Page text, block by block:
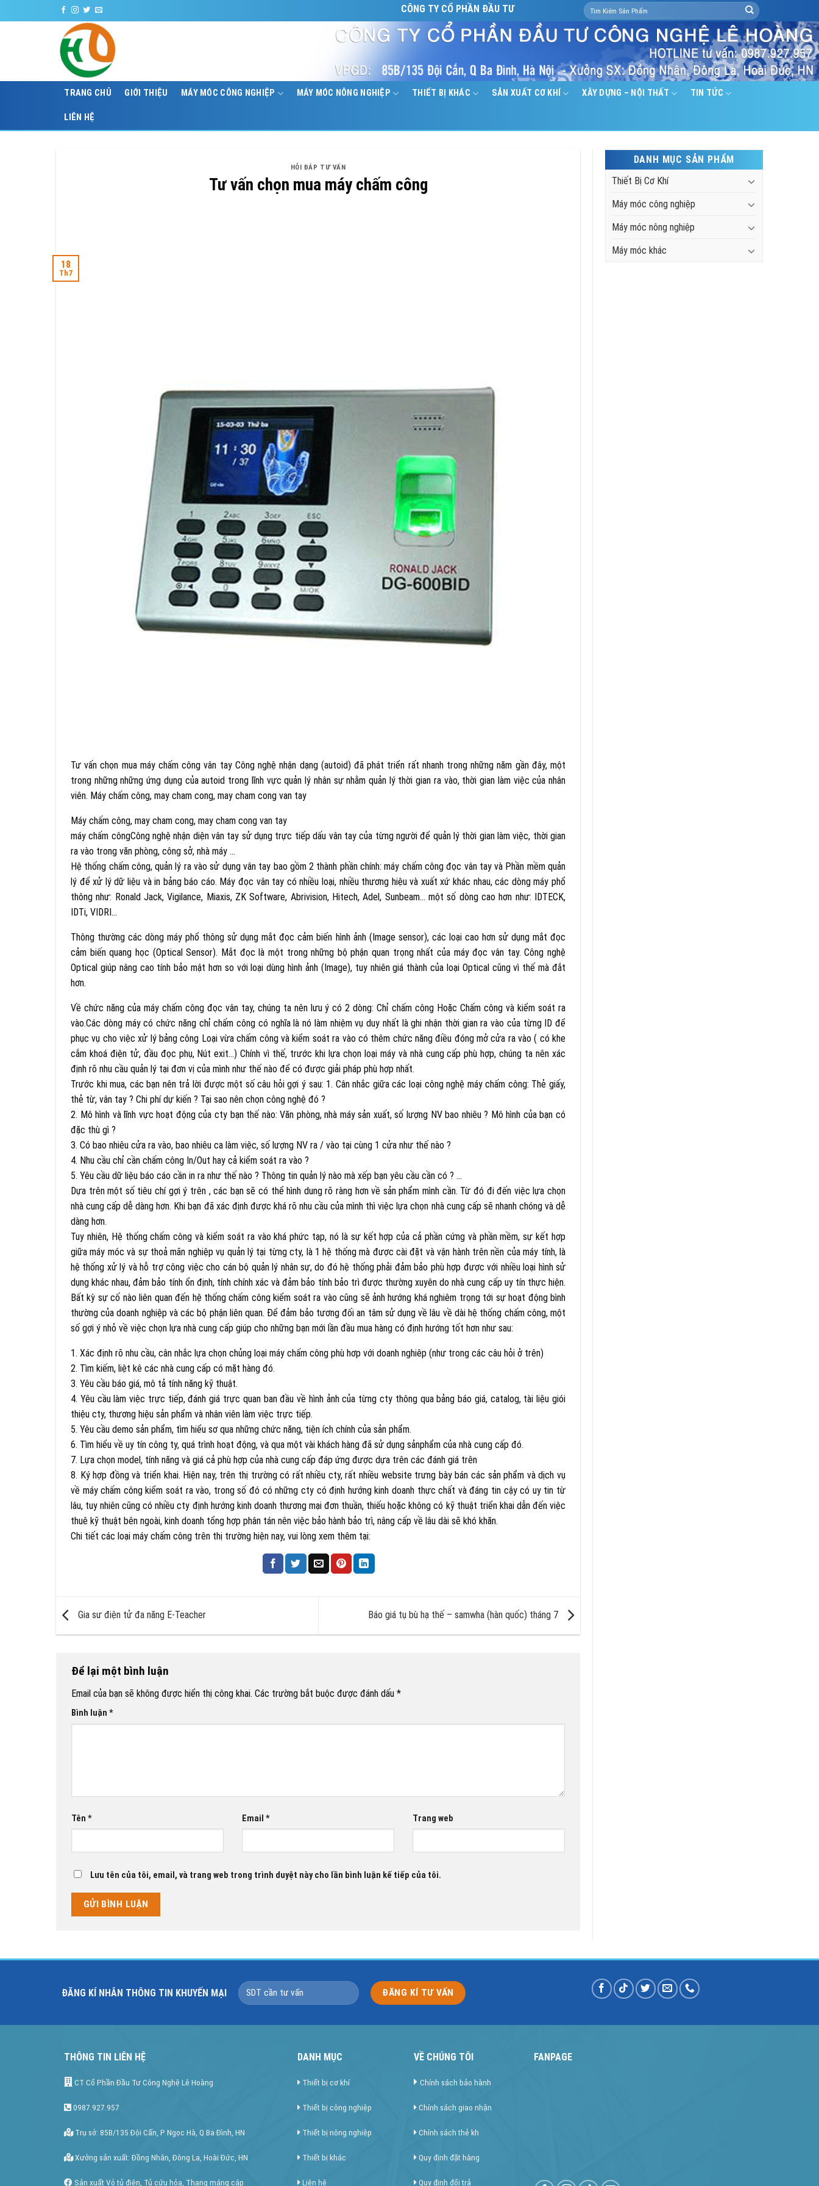
to
CÔNG TY CỔ PHẦN ĐẦU TƯ CÔNG NGHỆ LÊ HOÀNG
Search
for:
TRANG CHỦ GIỚI THIỆU MÁY MÓC CÔNG NGHIỆP MÁY MÓC NÔNG NGHIỆP THIẾT BỊ KHÁC SẢN XUẤT CƠ KHÍ XÂY DỰNG – NỘI THẤT TIN TỨC
LIÊN HỆ
HỎI ĐÁP TƯ VẤN
Tư vấn chọn mua máy chấm công
18
Th7
Tư vấn chọn mua máy chấm công vân tay Công nghệ nhận dạng (autoid) đã phát triển rất nhanh trong những năm gần đây, một
trong những những ứng dụng của autoid trong lĩnh vực quản lý nhân sự nhằm quản lý thời gian ra vào, thời gian làm việc của nhân
viên. Máy chấm công, may cham cong, may cham cong van tay
Máy chấm công, may cham cong, may cham cong van tay
máy chấm côngCông nghệ nhận diện vân tay sử dụng trực tiếp dấu vân tay của từng người để quản lý thời gian làm việc, thời gian
ra vào trong văn phòng, công sở, nhà máy …
Hệ thống chấm công, quản lý ra vào sử dụng vân tay bao gồm 2 thành phần chính: máy chấm công đọc vân tay và Phần mềm quản
lý để xử lý dữ liệu và in bảng báo cáo. Máy đọc vân tay có nhiều loại, nhiều thương hiệu và xuất xứ khác nhau, các dòng máy phổ
thông như: Ronald Jack, Vigilance, Miaxis, ZK Software, Abrivision, Hitech, Adel, Sunbeam… một số dòng cao hơn như: IDTECK,
IDTi, VIDRI…
Thông thường các dòng máy phổ thông sử dụng mắt đọc cảm biến hình ảnh (Image sensor), các loại cao hơn sử dụng mắt đọc
cảm biến quang học (Optical Sensor). Mắt đọc là một trong những bộ phận quan trọng nhất của máy đọc vân tay. Công nghệ
Optical giúp nâng cao tính bảo mật hơn so với loại dùng hình ảnh (Image), tuy nhiên giá thành của loại Optical cũng vì thế mà đắt
hơn.
Về chức năng của máy chấm công đọc vân tay, chúng ta nên lưu ý có 2 dòng: Chỉ chấm công Hoặc Chấm công và kiểm soát ra
vào.Các dòng máy có chức năng chỉ chấm công có nghĩa là nó làm nhiệm vụ duy nhất là ghi nhận thời gian ra vào của từng ID để
phục vụ cho việc xử lý bảng công Loại vừa chấm công và kiểm soát ra vào có thêm chức năng điều đóng mở cửa ra vào ( có khe
cắm khoá điện tử, đầu đọc phụ, Nút exit…) Chính vì thế, trước khi lựa chọn loại máy và nhà cung cấp phù hợp, chúng ta nên xác
định rõ nhu cầu quản lý tại đơn vị của mình như thế nào để có được giải pháp phù hợp nhất.
Trước khi mua, các bạn nên trả lời được một số câu hỏi gợi ý sau: 1. Cân nhắc giữa các loại công nghệ máy chấm công: Thẻ giấy,
thẻ từ, vân tay ? Chi phí dự kiến ? Tại sao nên chọn công nghệ đó ?
2. Mô hình và lĩnh vực hoạt động của cty bạn thế nào: Văn phòng, nhà máy sản xuất, số lượng NV bao nhiêu ? Mô hình của bạn có
đặc thù gì ?
3. Có bao nhiêu cửa ra vào, bao nhiêu ca làm việc, số lượng NV ra / vào tại cùng 1 cửa như thế nào ?
4. Nhu cầu chỉ cần chấm công In/Out hay cả kiểm soát ra vào ?
5. Yêu cầu dữ liệu báo cáo cần in ra như thế nào ? Thông tin quản lý nào mà xếp bạn yêu cầu cần có ? …
Dựa trên một số tiêu chí gợi ý trên , các bạn sẽ có thể hình dung rõ ràng hơn về sản phẩm mình cần. Từ đó đi đến việc lựa chọn
nhà cung cấp dễ dàng hơn. Khi bạn đã xác định được khá rõ nhu cầu của mình thì việc lựa chọn nhà cung cấp sẽ nhanh chóng và dễ
dàng hơn.
Tuy nhiên, Hệ thống chấm công và kiểm soát ra vào khá phức tạp, nó là sự kết hợp của cả phần cứng và phần mềm, sự kết hợp
giữa máy móc và sự thoả mãn nghiệp vụ quản lý tại từng cty, là 1 hệ thống mà được cài đặt và vận hành trên nền của máy tính, là
hệ thống xử lý và hỗ trợ công việc cho cán bộ quản lý nhân sự, do đó hệ thống phải đảm bảo phù hợp được với nhiều loại hình sử
dụng khác nhau, đảm bảo tính ổn định, tính chính xác và đảm bảo tính bảo trì được thường xuyên do nhà cung cấp uy tín thực hiện.
Bất kỳ sự cố nào liên quan đến hệ thống chấm công kiểm soát ra vào cũng sẽ ảnh hướng khá nghiêm trọng tới sự hoạt động bình
thường của doanh nghiệp và các bộ phận liên quan. Để đảm bảo tương đối an tâm sử dụng về lâu về dài hệ thống chấm công, một
số gợi ý nhỏ về việc chọn lựa nhà cung cấp giúp cho những bạn mới lần đầu mua hàng có định hướng tốt hơn như sau:
1. Xác định rõ nhu cầu, cân nhắc lựa chọn chủng loại máy chấm công phù hơp với doanh nghiêp (như trong các câu hỏi ở trên)
2. Tìm kiếm, liệt kê các nhà cung cấp có mặt hàng đó.
3. Yêu cầu báo giá, mô tả tính năng kỹ thuật.
4. Yêu cầu làm việc trực tiếp, đánh giá trực quan ban đầu về hình ảnh của từng cty thông qua bảng báo giá, catalog, tài liệu giói
thiệu cty, thương hiệu sản phẩm và nhân viên làm việc trực tiếp.
5. Yêu cầu demo sản phẩm, tìm hiểu sơ qua những chức năng, tiện ích chính của sản phẩm.
6. Tìm hiểu về uy tín công ty, quá trình hoạt động, và qua một vài khách hàng đã sử dụng sảnphẩm của nhà cung cấp đó.
7. Lựa chọn model, tính năng và giá cả phù hợp của nhà cung cấp đáp ứng được dựa trên các đánh giá trên
8. Ký hợp đồng và triển khai. Hiện nay, trên thị trường có rất nhiều cty, rất nhiều website trưng bày bán các sản phẩm và dịch vụ
về máy chấm công kiểm soát ra vào, trong số đó có những cty có định hướng kinh doanh thực chất và đáng tin cậy có uy tin từ
lâu, tuy nhiên cũng có nhiều cty định hướng kinh doanh thương mại đơn thuần, thiếu hoặc không có kỹ thuật triển khai dẫn đến việc
thuê kỹ thuật bên ngoài, kinh doanh tổng hợp phân tán nên việc bảo hành bảo trì, nâng cấp về lâu dài sẽ khó khăn.
Chi tiết các loại máy chấm công trên thị trường hiện nay, vui lòng xem thêm tại:
Gia sư điện tử đa năng E-Teacher Báo giá tụ bù hạ thế – samwha (hàn quốc) tháng 7
Để lại một bình luận
Email của bạn sẽ không được hiển thị công khai. Các trường bắt buộc được đánh dấu *
Bình luận *
Tên * Email * Trang web
Lưu tên của tôi, email, và trang web trong trình duyệt này cho lần bình luận kế tiếp của tôi.
DANH MỤC SẢN PHẨM
Thiết Bị Cơ Khí
Máy móc công nghiệp
Máy móc nông nghiệp
Máy móc khác
ĐĂNG KÍ NHÂN THÔNG TIN KHUYẾN MẠI
THÔNG TIN LIÊN HỆ
CT Cổ Phần Đầu Tư Công Nghệ Lê Hoàng
0987.927.957
Trụ sở: 85B/135 Đội Cấn, P Ngọc Hà, Q Ba Đình, HN
Xưởng sản xuất: Đồng Nhân, Đông La, Hoài Đức, HN
Sản xuất Vỏ tủ điên, Tủ cứu hỏa, Thang máng cáp
DANH MỤC
Thiết bị cơ khí
Thiết bị công nghiệp
Thiết bị nông nghiệp
Thiết bị khác
Liên hệ
VỀ CHÚNG TÔI
Chính sách bảo hành
Chính sách giao nhận
Chính sách thẻ kh
Quy định đặt hàng
Quy định đổi trả
FANPAGE